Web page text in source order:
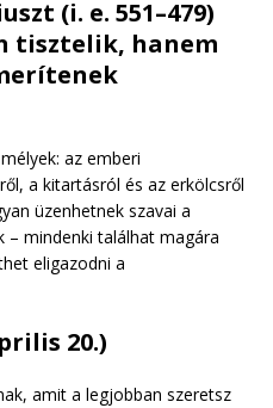
(i. e. 551–479)
tisztelik, hanem
az emberi
a kitartásról és az erkölcsről
üzenhetnek szavai a
– mindenki találhat magára
eligazodni a
20.)
amit a legjobban szeretsz